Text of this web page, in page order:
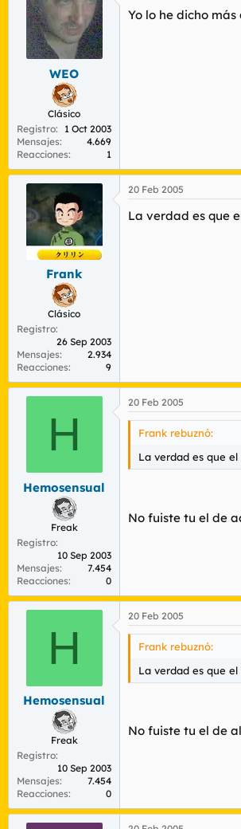
WEO
Clásico
Registro
1 Oct 2003
Mensajes
4.669
Reacciones
1
Yo lo he dicho
Frank
Clásico
Registro
26 Sep 2003
Mensajes
2.934
Reacciones
9
20 Feb 2005
La verdad es que
H
Hemosensual
Freak
Registro
10 Sep 2003
Mensajes
7.454
Reacciones
0
20 Feb 2005
Frank rebuznó:
La verdad es que
No fuiste tu el de
H
Hemosensual
Freak
Registro
10 Sep 2003
Mensajes
7.454
Reacciones
0
20 Feb 2005
Frank rebuznó:
La verdad es que
No fuiste tu el de